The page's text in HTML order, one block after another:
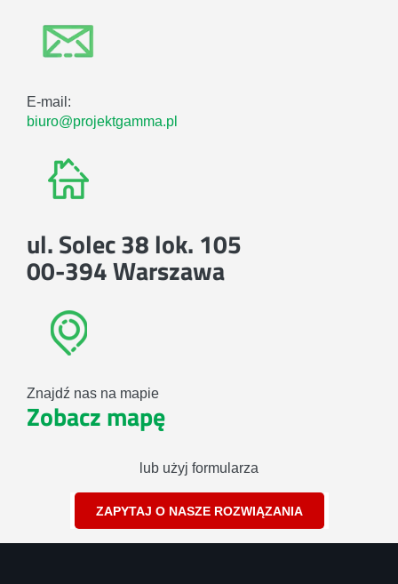
E-mail:
biuro@projektgamma.pl
ul. Solec 38 lok. 105
00-394 Warszawa
Znajdź nas na mapie
Zobacz mapę
lub użyj formularza
ZAPYTAJ O NASZE ROZWIĄZANIA